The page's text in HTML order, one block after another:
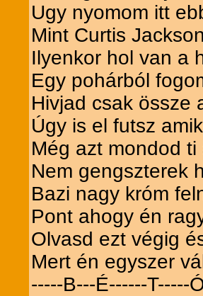
Ugy nyomom itt
Mint Curtis
Ilyenkor hol van a
Egy pohárból
Hivjad csak össze
Úgy is el futsz
Még azt mondod
Nem gengszterek
Bazi nagy króm
Pont ahogy én
Olvasd ezt végig
Mert én egyszer
-----B---É------T-----